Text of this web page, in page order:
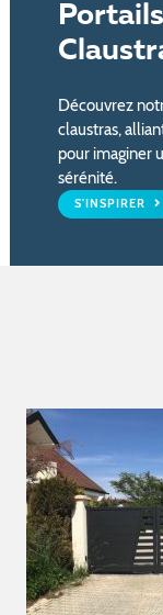
Découvrez
claustras,
pour imaginer
sérénité.
S'INSPIRER